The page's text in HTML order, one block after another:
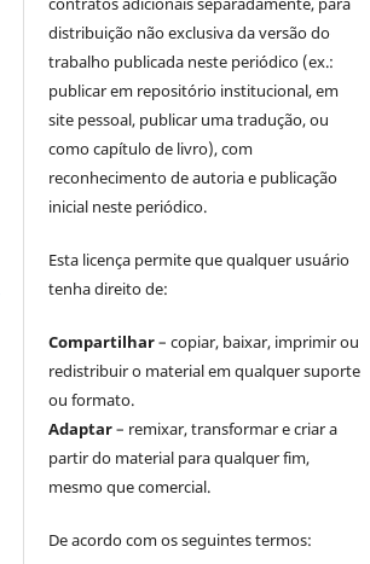
distribuição não exclusiva da versão do
trabalho publicada neste periódico (ex.:
publicar em repositório institucional, em
site pessoal, publicar uma tradução, ou
como capítulo de livro), com
reconhecimento de autoria e publicação
inicial neste periódico.
Esta licença permite que qualquer usuário
tenha direito de:
Compartilhar– copiar, baixar, imprimir ou
redistribuir o material em qualquer suporte
ou formato.
Adaptar– remixar, transformar e criar a
partir do material para qualquer fim,
mesmo que comercial.
De acordo com os seguintes termos: